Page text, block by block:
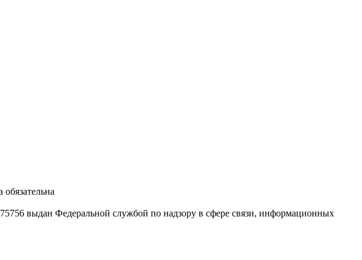
выдан Федеральной службой по надзору в сфере связи, информационных